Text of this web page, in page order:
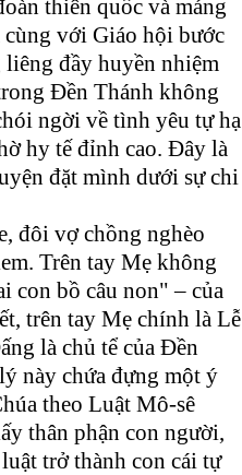
thiên quốc và máng
cùng với Giáo hội bước
đầy huyền nhiệm
Đền Thánh không
ngời về tình yêu tự hạ
hy tế đỉnh cao. Đây là
đặt mình dưới sự chi
đôi vợ chồng nghèo
Trên tay Mẹ không
con bồ câu non" – của
trên tay Mẹ chính là Lễ
là chủ tể của Đền
này chứa đựng một ý
theo Luật Mô-sê
thân phận con người,
trở thành con cái tự